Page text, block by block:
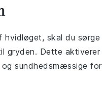
hvidløget, skal du
gryden. Dette
sundhedsmæssige